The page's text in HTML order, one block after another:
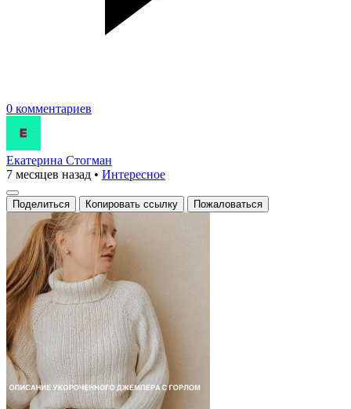
0 комментариев
Екатерина Стогман
7 месяцев назад • Интересное
Поделиться Копировать ссылку Пожаловаться